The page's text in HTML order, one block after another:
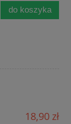
do koszyka
18,90 zł